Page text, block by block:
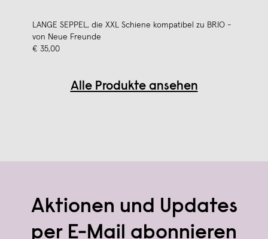
LANGE SEPPEL, die XXL Schiene kompatibel zu BRIO -
von Neue Freunde
€ 35,00
Alle Produkte ansehen
Aktionen und Updates
per E-Mail abonnieren